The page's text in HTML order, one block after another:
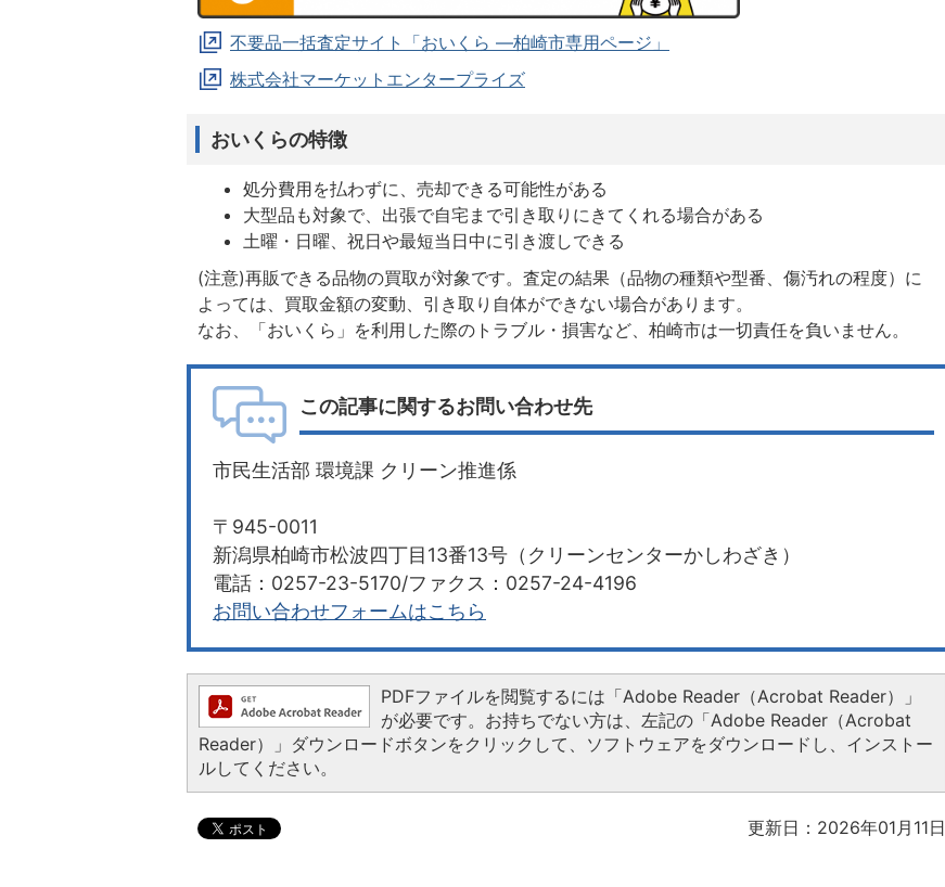
不要品一括査定サイト「おいくら ―柏崎市専用ページ」
株式会社マーケットエンタープライズ
おいくらの特徴
処分費用を払わずに、売却できる可能性がある
大型品も対象で、出張で自宅まで引き取りにきてくれる場合がある
土曜・日曜、祝日や最短当日中に引き渡しできる
(注意)再販できる品物の買取が対象です。査定の結果（品物の種類や型番、傷汚れの程度）に
よっては、買取金額の変動、引き取り自体ができない場合があります。
なお、「おいくら」を利用した際のトラブル・損害など、柏崎市は一切責任を負いません。
この記事に関するお問い合わせ先
市民生活部 環境課 クリーン推進係
〒945-0011
新潟県柏崎市松波四丁目13番13号（クリーンセンターかしわざき）
電話：0257-23-5170/ファクス：0257-24-4196
お問い合わせフォームはこちら
PDFファイルを閲覧するには「Adobe Reader（Acrobat Reader）」
が必要です。お持ちでない方は、左記の「Adobe Reader（Acrobat
Reader）」ダウンロードボタンをクリックして、ソフトウェアをダウンロードし、インストー
ルしてください。
更新日：2026年01月11日